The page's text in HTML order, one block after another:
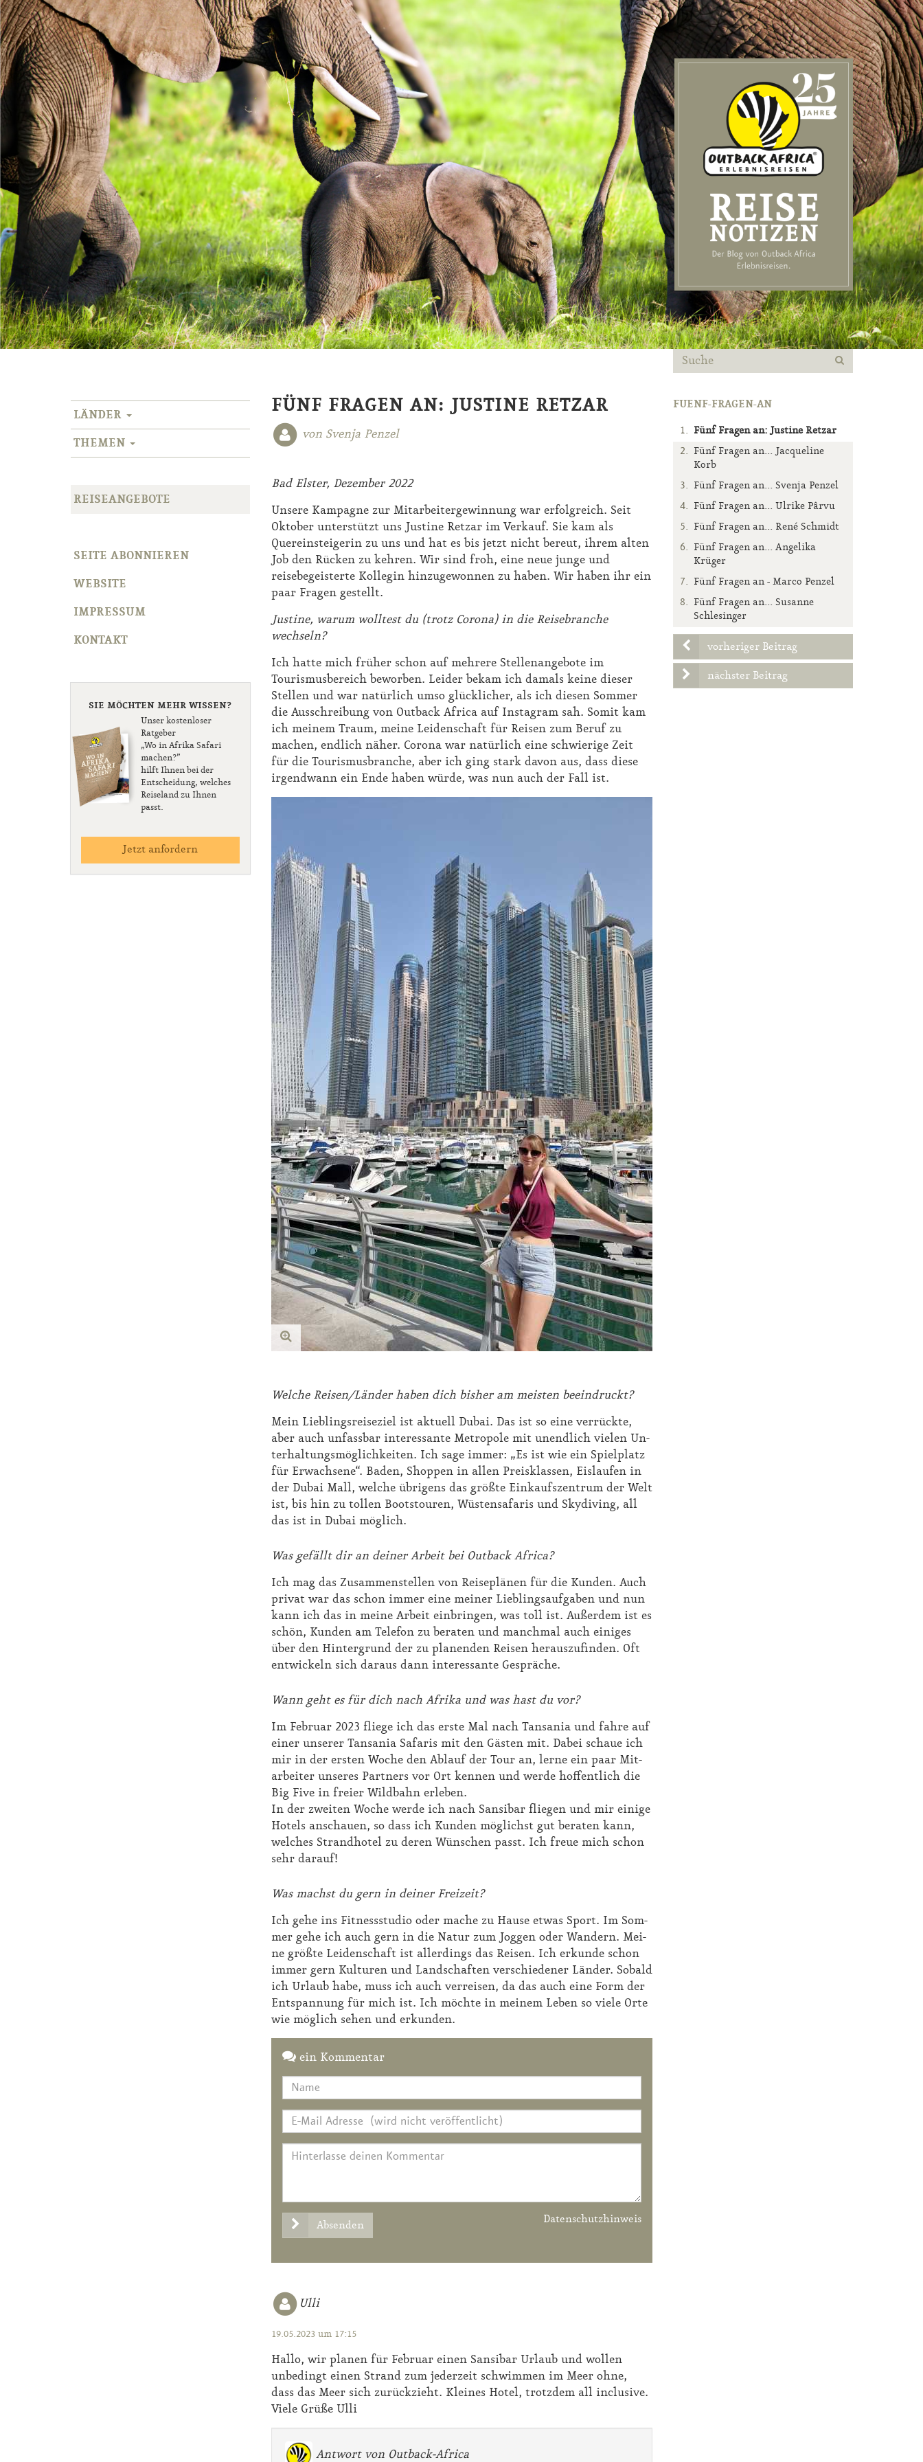
LÄNDER
THEMEN
REISEANGEBOTE
SEITE ABONNIEREN
WEBSITE
IMPRESSUM
KONTAKT
SIE MÖCHTEN MEHR WISSEN?
Unser kostenloser
Ratgeber
„Wo in Afrika Safari
machen?”
hilft Ihnen bei der
Entscheidung, welches
Reiseland zu Ihnen
passt.
Jetzt anfordern
FÜNF FRAGEN AN: JUSTINE RETZAR
von Svenja Penzel
Bad Elster, Dezember 2022
Unsere Kampagne zur Mitarbeitergewinnung war erfolgreich. Seit
Oktober unterstützt uns Justine Retzar im Verkauf. Sie kam als
Quereinsteigerin zu uns und hat es bis jetzt nicht bereut, ihrem alten
Job den Rücken zu kehren. Wir sind froh, eine neue junge und
reisebegeisterte Kollegin hinzugewonnen zu haben. Wir haben ihr ein
paar Fragen gestellt.
Justine, warum wolltest du (trotz Corona) in die Reisebranche
wechseln?
Ich hatte mich früher schon auf mehrere Stellenangebote im
Tourismusbereich beworben. Leider bekam ich damals keine dieser
Stellen und war natürlich umso glücklicher, als ich diesen Sommer
die Ausschreibung von Outback Africa auf Instagram sah. Somit kam
ich meinem Traum, meine Leidenschaft für Reisen zum Beruf zu
machen, endlich näher. Corona war natürlich eine schwierige Zeit
für die Tourismusbranche, aber ich ging stark davon aus, dass diese
irgendwann ein Ende haben würde, was nun auch der Fall ist.
Wel­che Rei­sen/Län­der ha­ben dich bis­her am meis­ten be­ein­druckt?
Mein Lieb­lings­rei­se­ziel ist ak­tu­ell Du­bai. Das ist so ei­ne ver­rück­te,
aber auch un­fass­bar in­ter­es­san­te Me­tro­po­le mit un­end­lich vie­len Un­
ter­hal­tungs­mög­lich­kei­ten. Ich sa­ge im­mer: „Es ist wie ein Spiel­platz
für Er­wach­se­ne“. Ba­den, Shop­pen in al­len Preis­klas­sen, Eis­lau­fen in
der Du­bai Mall, wel­che üb­ri­gens das grö­ß­te Ein­kaufs­zen­trum der Welt
ist, bis hin zu tol­len Boots­tou­ren, Wüs­ten­sa­fa­ris und Sky­di­ving, all
das ist in Du­bai mög­lich.
Was ge­fällt dir an dei­ner Ar­beit bei Out­back Af­ri­ca?
Ich mag das Zu­sam­men­stel­len von Rei­se­plä­nen für die Kun­den. Auch
pri­vat war das schon im­mer ei­ne mei­ner Lieb­lings­auf­ga­ben und nun
kann ich das in mei­ne Ar­beit ein­brin­gen, was toll ist. Au­ßer­dem ist es
schön, Kun­den am Te­le­fon zu be­ra­ten und manch­mal auch ei­ni­ges
über den Hin­ter­grund der zu pla­nen­den Rei­sen her­aus­zu­fin­den. Oft
ent­wi­ckeln sich dar­aus dann in­ter­es­san­te Ge­sprä­che.
Wann geht es für dich nach Afri­ka und was hast du vor?
Im Fe­bru­ar 2023 flie­ge ich das ers­te Mal nach Tan­sa­nia und fah­re auf
ei­ner un­se­rer Tan­sa­nia Sa­fa­ris mit den Gäs­ten mit. Da­bei schaue ich
mir in der ers­ten Wo­che den Ab­lauf der Tour an, ler­ne ein paar Mit­
ar­bei­ter un­se­res Part­ners vor Ort ken­nen und wer­de hof­fent­lich die
Big Fi­ve in frei­er Wild­bahn er­le­ben.
In der zwei­ten Wo­che wer­de ich nach San­si­bar flie­gen und mir ei­ni­ge
Ho­tels an­schau­en, so dass ich Kun­den mög­lichst gut be­ra­ten kann,
wel­ches Strand­ho­tel zu de­ren Wün­schen passt. Ich freue mich schon
sehr dar­auf!
Was machst du gern in dei­ner Frei­zeit?
Ich ge­he ins Fit­ness­stu­dio oder ma­che zu Hau­se et­was Sport. Im Som­
mer ge­he ich auch gern in die Na­tur zum Jog­gen oder Wan­dern. Mei­
ne grö­ß­te Lei­den­schaft ist al­ler­dings das Rei­sen. Ich er­kun­de schon
im­mer gern Kul­tu­ren und Land­schaf­ten ver­schie­de­ner Län­der. So­bald
ich Ur­laub ha­be, muss ich auch ver­rei­sen, da das auch ei­ne Form der
Ent­span­nung für mich ist. Ich möch­te in mei­nem Le­ben so vie­le Or­te
wie mög­lich se­hen und er­kun­den.
ein Kommentar
Absenden Datenschutzhinweis
Ulli
19.05.2023 um 17:15
Hallo, wir planen für Februar einen Sansibar Urlaub und wollen
unbedingt einen Strand zum jederzeit schwimmen im Meer ohne,
dass das Meer sich zurückzieht. Kleines Hotel, trotzdem all inclusive.
Viele Grüße Ulli
Antwort von Outback-Africa
FUENF-FRAGEN-AN
Fünf Fragen an: Justine Retzar
Fünf Fragen an... Jacqueline
Korb
Fünf Fragen an... Svenja Penzel
Fünf Fragen an... Ulrike Pârvu
Fünf Fragen an... René Schmidt
Fünf Fragen an... Angelika
Krüger
Fünf Fragen an - Marco Penzel
Fünf Fragen an... Susanne
Schlesinger
vorheriger Beitrag
nächster Beitrag